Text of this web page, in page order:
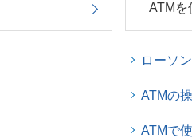
ATMを
ローソ
ATMの
ATMで